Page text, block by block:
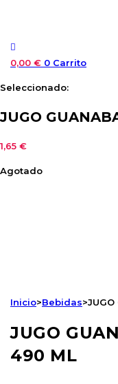
0,00 € 0 Carrito
Seleccionado:
JUGO
1,65 €
Agotado
Inicio>Bebidas>JUGO
JUGO
490 ML